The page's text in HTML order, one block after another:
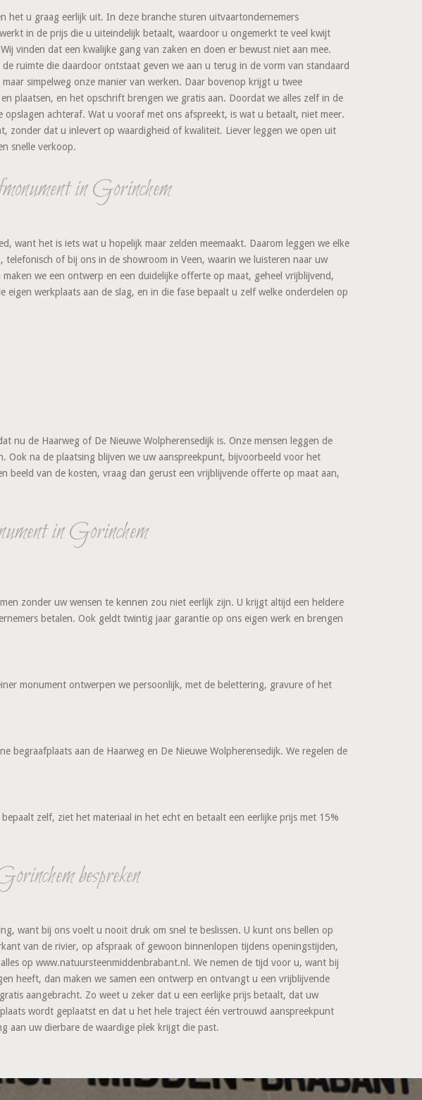
het u graag eerlijk uit. In deze branche sturen uitvaartondernemers
in de prijs die u uiteindelijk betaalt, waardoor u ongemerkt te veel kwijt
vinden dat een kwalijke gang van zaken en doen er bewust niet aan mee.
ruimte die daardoor ontstaat geven we aan u terug in de vorm van standaard
simpelweg onze manier van werken. Daar bovenop krijgt u twee
plaatsen, en het opschrift brengen we gratis aan. Doordat we alles zelf in de
achteraf. Wat u vooraf met ons afspreekt, is wat u betaalt, niet meer.
zonder dat u inlevert op waardigheid of kwaliteit. Liever leggen we open uit
snelle verkoop.
in Gorinchem
want het is iets wat u hopelijk maar zelden meemaakt. Daarom leggen we elke
of bij ons in de showroom in Veen, waarin we luisteren naar uw
we een ontwerp en een duidelijke offerte op maat, geheel vrijblijvend,
werkplaats aan de slag, en in die fase bepaalt u zelf welke onderdelen op
nu de Haarweg of De Nieuwe Wolpherensedijk is. Onze mensen leggen de
Ook na de plaatsing blijven we uw aanspreekpunt, bijvoorbeeld voor het
van de kosten, vraag dan gerust een vrijblijvende offerte op maat aan,
in Gorinchem
zonder uw wensen te kennen zou niet eerlijk zijn. U krijgt altijd een heldere
betalen. Ook geldt twintig jaar garantie op ons eigen werk en brengen
monument ontwerpen we persoonlijk, met de belettering, gravure of het
begraafplaats aan de Haarweg en De Nieuwe Wolpherensedijk. We regelen de
zelf, ziet het materiaal in het echt en betaalt een eerlijke prijs met 15%
bespreken
want bij ons voelt u nooit druk om snel te beslissen. U kunt ons bellen op
van de rivier, op afspraak of gewoon binnenlopen tijdens openingstijden,
op www.natuursteenmiddenbrabant.nl. We nemen de tijd voor u, want bij
heeft, dan maken we samen een ontwerp en ontvangt u een vrijblijvende
aangebracht. Zo weet u zeker dat u een eerlijke prijs betaalt, dat uw
wordt geplaatst en dat u het hele traject één vertrouwd aanspreekpunt
aan uw dierbare de waardige plek krijgt die past.